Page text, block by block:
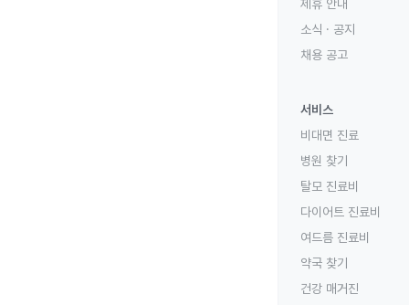
제휴 안내
소식 · 공지
채용 공고
서비스
비대면 진료
병원 찾기
탈모 진료비
다이어트 진료비
여드름 진료비
약국 찾기
건강 매거진